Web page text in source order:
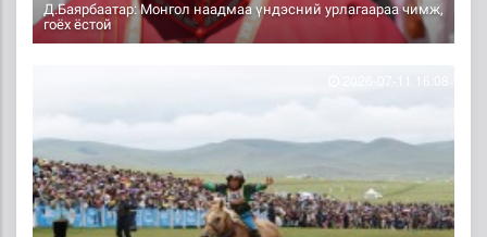
Д.Баярбаатар: Монгол наадмаа үндэсний урлагаараа чимж,
гоёх ёстой